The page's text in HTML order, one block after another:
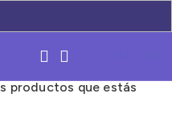
productos que estás